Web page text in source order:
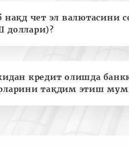
нақд чет эл валютасини
кредит олишда
тақдим этиш